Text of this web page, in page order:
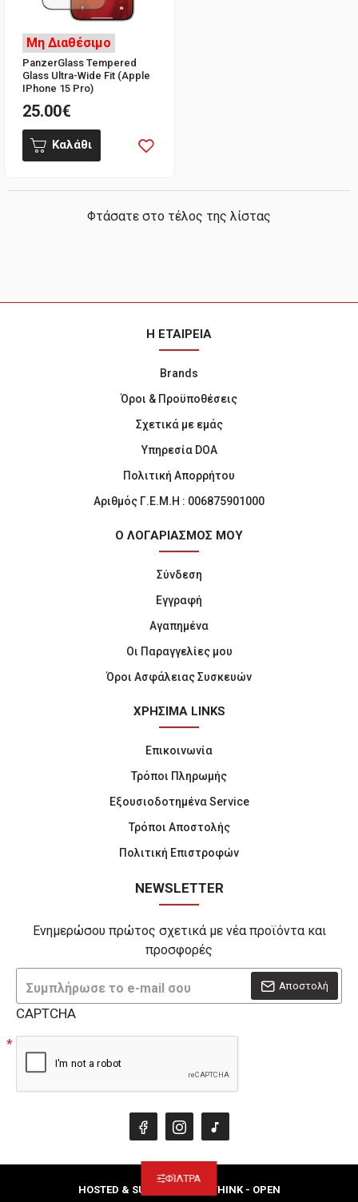
Μη Διαθέσιμο
PanzerGlass Tempered
Glass Ultra-Wide Fit (Apple
IPhone 15 Pro)
25.00€
Καλάθι
Φτάσατε στο τέλος της λίστας
Η ΕΤΑΙΡΕΙΑ
Brands
Όροι & Προϋποθέσεις
Σχετικά με εμάς
Υπηρεσία DOA
Πολιτική Απορρήτου
Αριθμός Γ.Ε.Μ.Η : 006875901000
Ο ΛΟΓΑΡΙΑΣΜΟΣ ΜΟΥ
Σύνδεση
Εγγραφή
Αγαπημένα
Οι Παραγγελίες μου
Όροι Ασφάλειας Συσκευών
ΧΡΗΣΙΜΑ LINKS
Επικοινωνία
Τρόποι Πληρωμής
Εξουσιοδοτημένα Service
Τρόποι Αποστολής
Πολιτική Επιστροφών
NEWSLETTER
Ενημερώσου πρώτος σχετικά με νέα προϊόντα και
προσφορές
Αποστολή
CAPTCHA
HOSTED & SUPPORTED BY THINK - OPEN
ΦΊΛΤΡΑ